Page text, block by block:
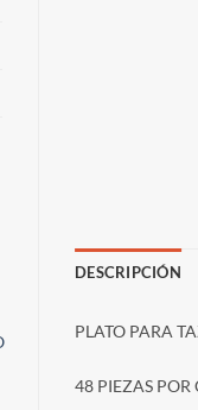
DESCRIPCIÓN
PLATO PARA
48 PIEZAS POR